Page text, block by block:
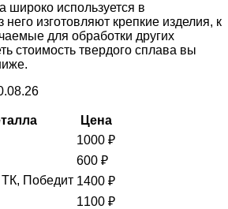
широко используется в
изготовляют крепкие изделия, к
для обработки других
стоимость твердого сплава вы
Цена
1000 ₽
600 ₽
Победит 1400 ₽
1100 ₽